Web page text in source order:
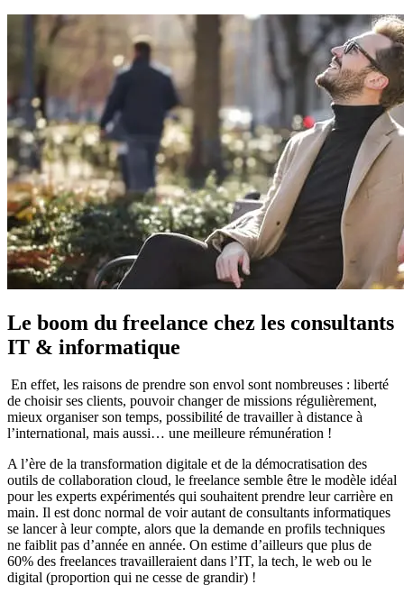
Le boom du freelance chez les consultants
IT & informatique
En effet, les raisons de prendre son envol sont nombreuses : liberté
de choisir ses clients, pouvoir changer de missions régulièrement,
mieux organiser son temps, possibilité de travailler à distance à
l’international, mais aussi… une meilleure rémunération !
A l’ère de la transformation digitale et de la démocratisation des
outils de collaboration cloud, le freelance semble être le modèle idéal
pour les experts expérimentés qui souhaitent prendre leur carrière en
main. Il est donc normal de voir autant de consultants informatiques
se lancer à leur compte, alors que la demande en profils techniques
ne faiblit pas d’année en année. On estime d’ailleurs que plus de
60% des freelances travailleraient dans l’IT, la tech, le web ou le
digital (proportion qui ne cesse de grandir) !